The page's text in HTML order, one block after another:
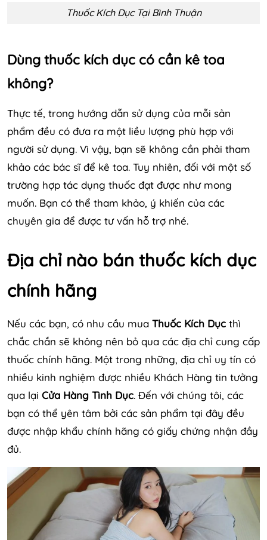
Thuốc Kích Dục Tại Bình Thuận
Dùng thuốc kích dục có cần kê toa
không?
Thực tế, trong hướng dẫn sử dụng của mỗi sản
phẩm đều có đưa ra một liều lượng phù hợp với
người sử dụng. Vì vậy, bạn sẽ không cần phải tham
khảo các bác sĩ để kê toa. Tuy nhiên, đối với một số
trường hợp tác dụng thuốc đạt được như mong
muốn. Bạn có thể tham khảo, ý khiến của các
chuyên gia để được tư vấn hỗ trợ nhé.
Địa chỉ nào bán thuốc kích dục
chính hãng
Nếu các bạn, có nhu cầu mua Thuốc Kích Dục thì
chắc chắn sẽ không nên bỏ qua các địa chỉ cung cấp
thuốc chính hãng. Một trong những, địa chỉ uy tín có
nhiều kinh nghiệm được nhiều Khách Hàng tin tưởng
qua lại Cửa Hàng Tình Dục. Đến với chúng tôi, các
bạn có thể yên tâm bởi các sản phẩm tại đây đều
được nhập khẩu chính hãng có giấy chứng nhận đầy
đủ.